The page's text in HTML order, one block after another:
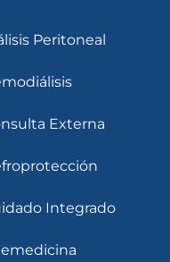
Peritoneal
Externa
Integrado